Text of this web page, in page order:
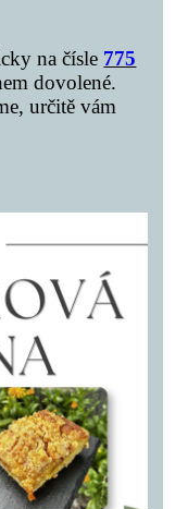
na čísle 775
dovolené.
určitě vám